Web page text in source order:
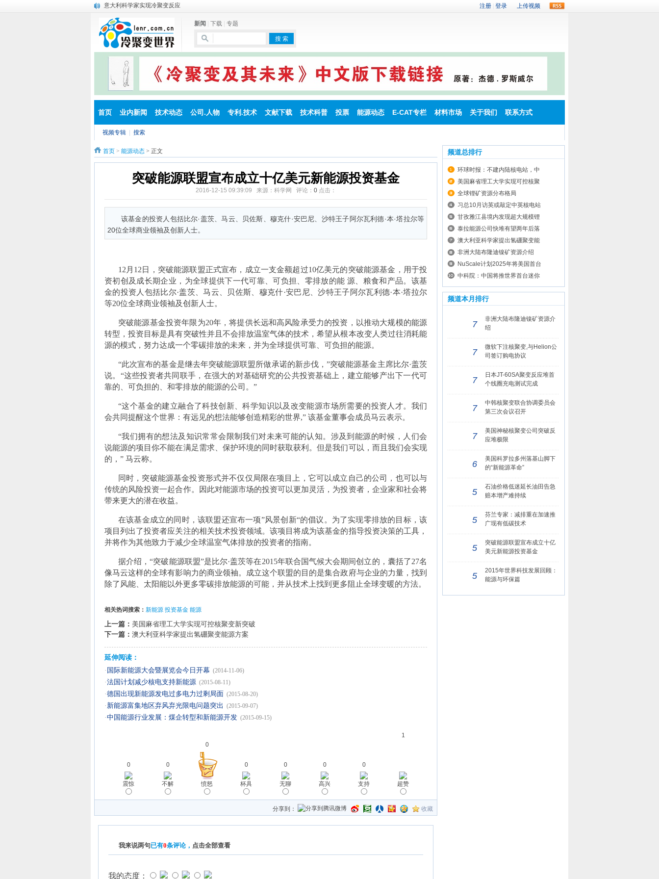
意大利科学家实现冷聚变反应
公司：布里渊能源公司（ BEC ）
Defkalion公司近日将在意大利公开演示冷聚变LENR
LENR科学家预言，人类将很快进入镍时代
热电材料获新突破
E- CAT技术概述
5千瓦的E -CAT 小型冷聚变反应堆
5千瓦的E -CAT 小型冷聚变反应堆
人物：E-CAT的发明人安德烈·罗西
新闻 下载 专题
首页 业内新闻 技术动态 公司.人物 专利.技术 文献下载 技术科普 投票 能源动态 E-CAT专栏 材料市场 关于我们 联系方式
视频专辑 搜索
首页 > 能源动态 > 正文
突破能源联盟宣布成立十亿美元新能源投资基金
2016-12-15 09:39:09 来源：科学网 评论： 0点击：
该基金的投资人包括比尔·盖茨、马云、贝佐斯、穆克什·安巴尼、沙特王子阿尔瓦利德·本·塔拉尔等
20位全球商业领袖及创新人士。
12月12日，突破能源联盟正式宣布，成立一支金额超过10亿美元的突破能源基金，用于投
资初创及成长期企业，为全球提供下一代可靠、可负担、零排放的能 源、粮食和产品。该基
金的投资人包括比尔·盖茨、马云、贝佐斯、穆克什·安巴尼、沙特王子阿尔瓦利德·本·塔拉尔
等20位全球商业领袖及创新人士。
突破能源基金投资年限为20年，将提供长远和高风险承受力的投资，以推动大规模的能源
转型，投资目标是具有突破性并且不会排放温室气体的技术，希望从根本改变人类过往消耗能
源的模式，努力达成一个零碳排放的未来，并为全球提供可靠、可负担的能源。
“此次宣布的基金是继去年突破能源联盟所做承诺的新步伐，”突破能源基金主席比尔·盖茨
说。“这些投资者共同联手，在强大的对基础研究的公共投资基础上，建立能够产出下一代可
靠的、可负担的、和零排放的能源的公司。”
“这个基金的建立融合了科技创新、科学知识以及改变能源市场所需要的投资人才。我们
会共同提醒这个世界：有远见的想法能够创造精彩的世界,” 该基金董事会成员马云表示。
“我们拥有的想法及知识常常会限制我们对未来可能的认知。涉及到能源的时候，人们会
说能源的项目你不能在满足需求、保护环境的同时获取获利。但是我们可以，而且我们会实现
的，” 马云称。
同时，突破能源基金投资形式并不仅仅局限在项目上，它可以成立自己的公司，也可以与
传统的风险投资一起合作。因此对能源市场的投资可以更加灵活，为投资者，企业家和社会将
带来更大的潜在收益。
在该基金成立的同时，该联盟还宣布一项”风景创新“的倡议。为了实现零排放的目标，该
项目列出了投资者应关注的相关技术投资领域。该项目将成为该基金的指导投资决策的工具，
并将作为其他致力于减少全球温室气体排放的投资者的指南。
据介绍，“突破能源联盟”是比尔·盖茨等在2015年联合国气候大会期间创立的，囊括了27名
像马云这样的全球有影响力的商业领袖。成立这个联盟的目的是集合政府与企业的力量，找到
除了风能、太阳能以外更多零碳排放能源的可能，并从技术上找到更多阻止全球变暖的方法。
相关热词搜索： 新能源 投资基金 能源
上一篇： 美国麻省理工大学实现可控核聚变新突破
下一篇： 澳大利亚科学家提出氢硼聚变能源方案
延伸阅读：
· 国际新能源大会暨展览会今日开幕 (2014-11-06)
·法国计划减少核电支持新能源 (2015-08-11)
·德国出现新能源发电过多电力过剩局面 (2015-08-20)
· 新能源富集地区弃风弃光限电问题突出 (2015-09-07)
·中国能源行业发展：煤企转型和新能源开发 (2015-09-15)
0
震惊
0
不解
0
愤怒
0
杯具
0
无聊
0
高兴
0
支持
1
超赞
分享到： 收藏
频道总排行
环球时报：不建内陆核电站，中
美国麻省理工大学实现可控核聚
全球锂矿资源分布格局
习总10月访英或敲定中英核电站
甘孜雅江县境内发现超大规模锂
泰拉能源公司快堆有望两年后落
澳大利亚科学家提出氢硼聚变能
非洲大陆布隆迪镍矿资源介绍
NuScale计划2025年将美国首台
中科院：中国将推世界首台迷你
频道本月排行
7
非洲大陆布隆迪镍矿资源介
绍
7
微软下注核聚变,与Helion公
司签订购电协议
7
日本JT-60SA聚变反应堆首
个线圈充电测试完成
7
中韩核聚变联合协调委员会
第三次会议召开
7
美国神秘核聚变公司突破反
应堆极限
6
美国科罗拉多州落基山脚下
的“新能源革命”
5
石油价格低迷延长油田告急
赔本增产难持续
5
芬兰专家：减排重在加速推
广现有低碳技术
5
突破能源联盟宣布成立十亿
美元新能源投资基金
5
2015年世界科技发展回顾：
能源与环保篇